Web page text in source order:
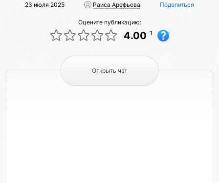
23 июля 2025 Раиса Арефьева Поделиться
Оцените публикацию:
4.00 1
Открыть чат